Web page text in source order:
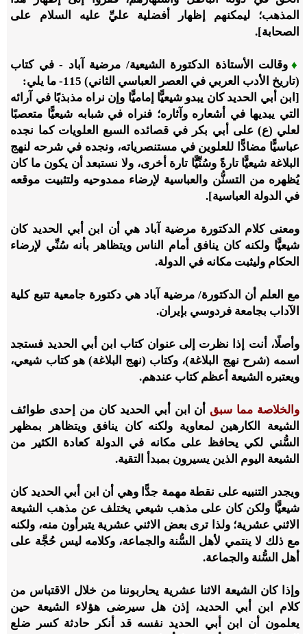
المذهب؛ ليمكنهم إظهار أفضلية عليِّ عليه السلام على
الصحابة].
♦ وقالت الأستاذة الدكتورة الشيعية/ مرضية آباد - في كتاب
(تاريخ الأدب العربي في العصر العباسي الثاني) 115- ما يلي:
[ابن أبي الحديد کان يبدو شيعيًّا إماميًّا وإن نراه مذبذبًا في آرائه
التي يبديها في أشعاره وآثاره؛ فنراه في شبابه شيعيًّا متعصبًا
لعلي (ع) على أبي بکر في قصائده السبع العلويات کما نجده
عباسيًّا مضادًّا للعلوين في مستنصرياته، ونجده في شرحه لنهج
البلاغة شيعيًّا تارةً وسُنِّيًّا تارة أخرى، ولا نستبعد أن يکون ما کان
يُظهره من التسنُّن والعباسية لإرضاء ممدوحيه ولتثبيت موقعه
في الدولة العباسية].
ومعنى كلام الدكتورة مرضية آباد هي أن ابن أبي الحديد كان
شيعيًّا ولكنه كان ينافق أمام الناس ويتظاهر بأنه سُنِّي لإرضاء
الحكام وليثبت مكانه في الدولة.
مع العلم أن الدكتورة/ مرضية آباد هي دكتورة جامعية تتبع كلية
الآداب بجامعة فردوسي بإيران.
وأصلًا، أنت إذا نظرت إلى عنوان كتاب ابن أبي الحديد فستجد
اسمه (شرح نهج البلاغة)، وكتاب (نهج البلاغة) هو كتاب شيعي،
ويعتبره الشيعة أعظم كتاب عندهم.
والخلاصة مما سبق أن ابن أبي الحديد كان من إحدى طوائف
الشيعة الكارهين لمعاوية ولكنه كان ينافق ويتظاهر بمظهر
السُّني لكي يحافظ على مكانه في الدولة كعادة الكثير من
الشيعة اليوم الذين يسيرون بمبدأ التقية.
ويجدر التنبيه على نقطة مهمة جدًّا وهي أن ابن أبي الحديد كان
شيعيًّا ولكن كان على مذهب شيعي يختلف عن مذهب الشيعة
الاثني عشرية؛ ولذا ترى بعض الاثني عشرية يتبرأون منه، ولكنه
مع ذلك لا ينتمي لأهل السُّنة والجماعة، وكلامه ليس حُجَّة على
أهل السُّنة والجماعة.
وإذا كان الشيعة الاثنا عشرية يحاربوننا من خلال الاقتباس من
كلام ابن أبي الحديد، إذن هل سيرضى هؤلاء الشيعة حين
يعلمون أن ابن أبي الحديد نفسه قد أنكر حادثة كسر ضلع